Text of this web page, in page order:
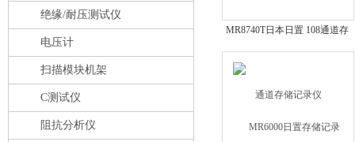
绝缘/耐压测试仪
电压计
扫描模块机架
C测试仪
阻抗分析仪
MR8740T日本日置 108通道存
储记录仪